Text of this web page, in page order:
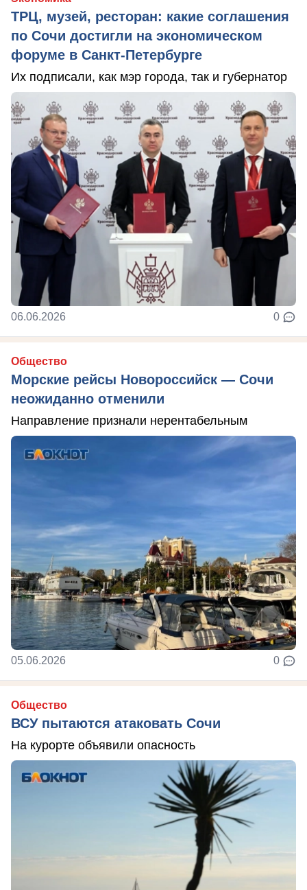
ТРЦ, музей, ресторан: какие соглашения
по Сочи достигли на экономическом
форуме в Санкт-Петербурге
Их подписали, как мэр города, так и губернатор
06.06.2026 0
Общество
Морские рейсы Новороссийск — Сочи
неожиданно отменили
Направление признали нерентабельным
05.06.2026 0
Общество
ВСУ пытаются атаковать Сочи
На курорте объявили опасность